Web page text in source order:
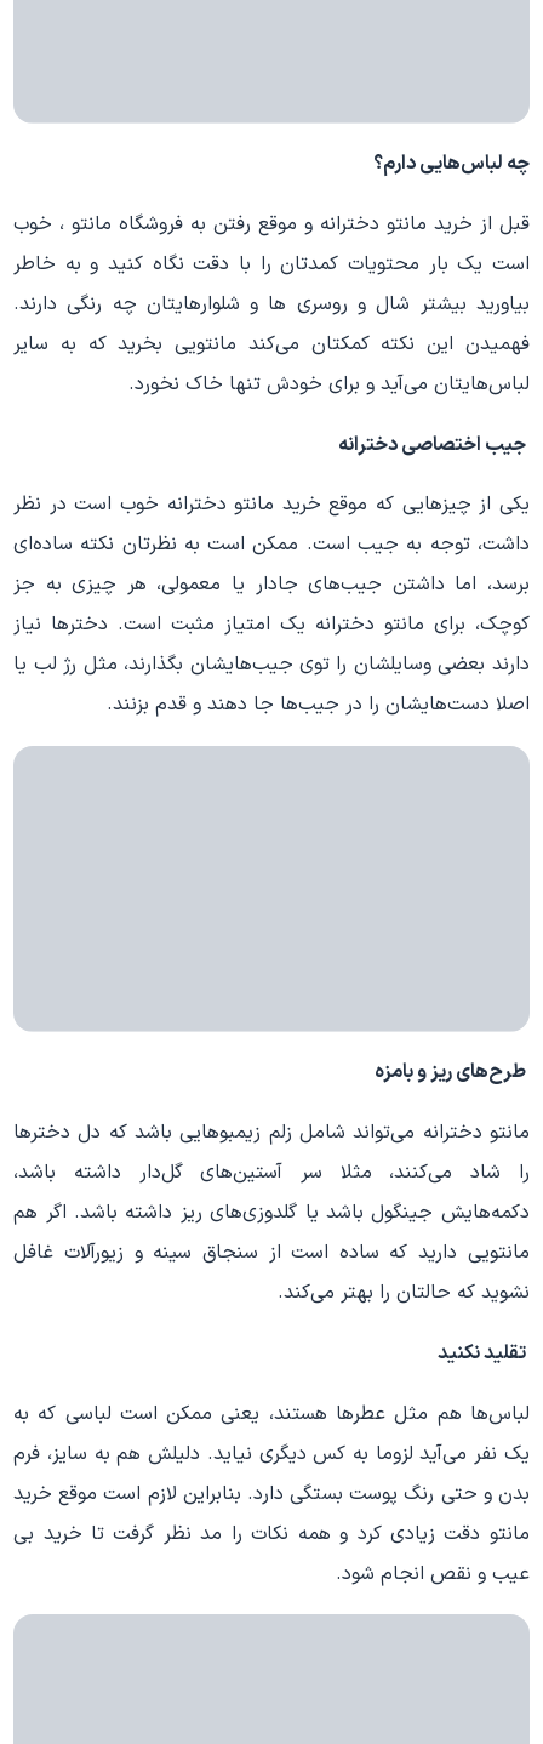
چه لباس‌هایی دارم؟
قبل از خرید مانتو دخترانه و موقع رفتن به فروشگاه مانتو ، خوب
است یک بار محتویات کمدتان را با دقت نگاه کنید و به خاطر
بیاورید بیشتر شال‌ و روسری‌ ها و شلوارهایتان چه رنگی دارند.
فهمیدن این نکته کمکتان می‌کند مانتویی بخرید که به سایر
لباس‌هایتان می‌آید و برای خودش تنها خاک نخورد.
جیب اختصاصی دخترانه
یکی از چیزهایی که موقع خرید مانتو دخترانه خوب است در نظر
داشت، توجه به جیب است. ممکن است به نظرتان نکته‌ ساده‌ای
برسد، اما داشتن جیب‌های جا‌دار یا معمولی، هر چیزی به جز
کوچک، برای مانتو دخترانه یک امتیاز مثبت است. دخترها نیاز
دارند بعضی وسایلشان را توی جیب‌هایشان بگذارند، مثل رژ لب یا
اصلا دست‌هایشان را در جیب‌ها جا دهند و قدم بزنند.
طرح‌های ریز و با‌مزه
مانتو دخترانه می‌تواند شامل زلم زیمبوهایی باشد که دل دخترها
را شاد می‌کنند، مثلا سر آستین‌های گل‌دار داشته باشد،
دکمه‌هایش جینگول باشد یا گلدوزی‌های ریز داشته باشد. اگر هم
مانتویی دارید که ساده است از سنجاق سینه و زیورآلات غافل
نشوید که حالتان را بهتر می‌کند.
تقلید نکنید
لباس‌ها هم مثل عطرها هستند، یعنی ممکن است لباسی که به
یک نفر می‌آید لزوما به کس دیگری نیاید. دلیلش هم به سایز، فرم
بدن و حتی رنگ پوست بستگی دارد. بنا‌بر‌این لازم است موقع خرید
مانتو دقت زیادی کرد و همه نکات را مد نظر گرفت تا خرید بی
عیب و نقص انجام شود.